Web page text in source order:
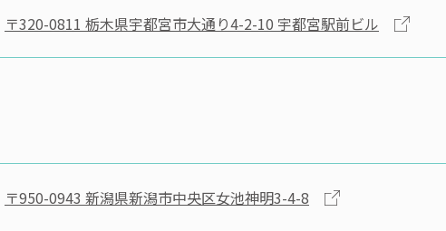
〒320-0811 栃木県宇都宮市大通り4-2-10 宇都宮駅前ビル
〒950-0943 新潟県新潟市中央区女池神明3-4-8